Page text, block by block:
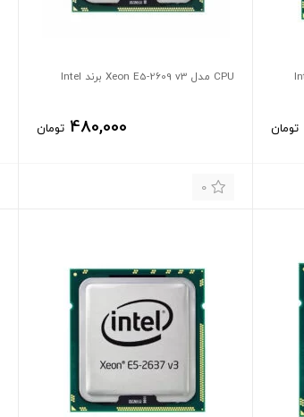
تومان
CPU مدل Xeon E5-2609 v3 برند Intel
0
480,000 تومان